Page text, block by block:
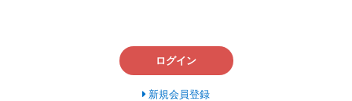
ログイン
新規会員登録